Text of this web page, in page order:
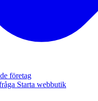
företag
Starta webbutik